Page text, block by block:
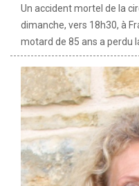
Un accident mortel de la
dimanche, vers 18h30, à
motard de 85 ans a perdu